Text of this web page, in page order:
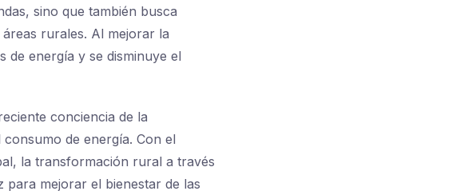
sino que también busca
rurales. Al mejorar la
de energía y se disminuye el
conciencia de la
de energía. Con el
la transformación rural a través
mejorar el bienestar de las